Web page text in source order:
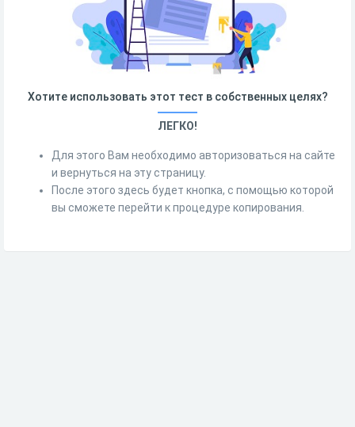
Хотите использовать этот тест в собственных целях?
ЛЕГКО!
Для этого Вам необходимо авторизоваться на сайте
и вернуться на эту страницу.
После этого здесь будет кнопка, с помощью которой
вы сможете перейти к процедуре копирования.